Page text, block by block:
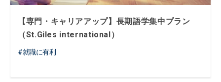
【専門・キャリアアップ】長期語学集中プラン
（St.Giles international）
就職に有利